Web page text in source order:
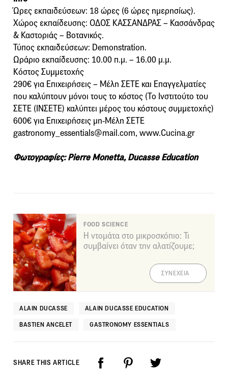
Ώρες εκπαιδεύσεων: 18 ώρες (6 ώρες ημερησίως).
Χώρος εκπαίδευσης: ΟΔΟΣ ΚΑΣΣΑΝΔΡΑΣ – Κασσάνδρας
& Καστοριάς – Βοτανικός.
Τύπος εκπαιδεύσεων: Demonstration.
Ωράριο εκπαίδευσης: 10.00 π.μ. – 16.00 μ.μ.
Κόστος Συμμετοχής
290€ για Επιχειρήσεις – Μέλη ΣΕΤΕ και Επαγγελματίες
που καλύπτουν μόνοι τους το κόστος (Το Ινστιτούτο του
ΣΕΤΕ (ΙΝΣΕΤΕ) καλύπτει μέρος του κόστους συμμετοχής)
600€ για Επιχειρήσεις μη-Μέλη ΣΕΤΕ
gastronomy_essentials@mail.com, www.Cucina.gr
Φωτογραφίες: Pierre Monetta, Ducasse Education
FOOD SCIENCE
Η ντομάτα στο μικροσκόπιο: Τι
συμβαίνει όταν την αλατίζουμε;
ΣΥΝΕΧΕΙΑ
ALAIN DUCASSE ALAIN DUCASSE EDUCATION
BASTIEN ANCELET GASTRONOMY ESSENTIALS
SHARE THIS ARTICLE